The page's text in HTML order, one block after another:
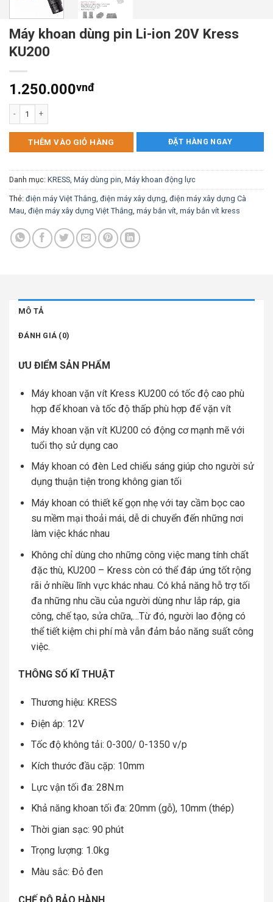
Máy khoan dùng pin Li-ion 20V Kress
KU200
1.250.000vnđ
THÊM VÀO GIỎ HÀNG ĐẶT HÀNG NGAY
Danh mục: KRESS, Máy dùng pin, Máy khoan động lực
Thẻ: điện máy Việt Thắng, điện máy xây dựng, điện máy xây dựng Cà
Mau, điện máy xây dựng Việt Thắng, máy bắn vít, máy bắn vít kress
MÔ TẢ
ĐÁNH GIÁ (0)
ƯU ĐIỂM SẢN PHẨM
Máy khoan vặn vít Kress KU200 có tốc độ cao phù
hợp để khoan và tốc độ thấp phù hợp để vặn vít
Máy khoan vặn vít KU200 có động cơ mạnh mẽ với
tuổi thọ sử dụng cao
Máy khoan có đèn Led chiếu sáng giúp cho người sử
dụng thuận tiện trong không gian tối
Máy khoan có thiết kế gọn nhẹ với tay cầm bọc cao
su mềm mại thoải mái, dễ di chuyển đến những nơi
làm việc khác nhau
Không chỉ dùng cho những công việc mang tính chất
đặc thù, KU200 – Kress còn có thể đáp ứng tốt rộng
rãi ở nhiều lĩnh vực khác nhau. Có khả năng hỗ trợ tối
đa những nhu cầu của người dùng như lắp ráp, gia
công, chế tạo, sửa chữa,…Từ đó, người lao động có
thể tiết kiệm chi phí mà vẫn đảm bảo năng suất công
việc.
THÔNG SỐ KĨ THUẬT
Thương hiệu: KRESS
Điện áp: 12V
Tốc độ không tải: 0-300/ 0-1350 v/p
Kích thước đầu cặp: 10mm
Lực vận tối đa: 28N.m
Khả năng khoan tối đa: 20mm (gỗ), 10mm (thép)
Thời gian sạc: 90 phút
Trọng lượng: 1.0kg
Màu sắc: Đỏ đen
CHẾ ĐỘ BẢO HÀNH